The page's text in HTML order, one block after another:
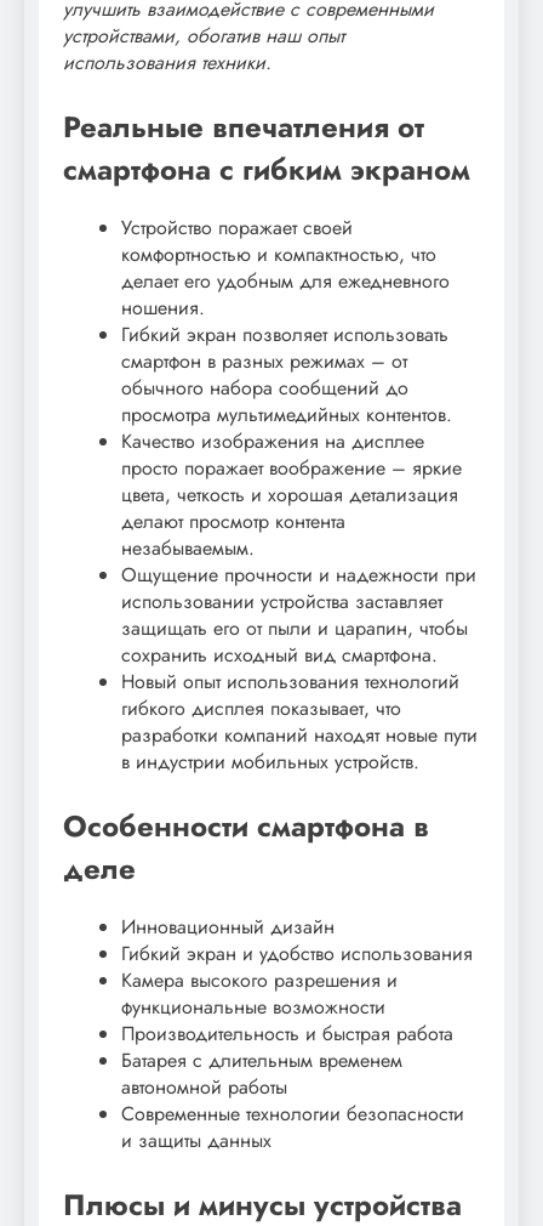
улучшить взаимодействие с современными
устройствами, обогатив наш опыт
использования техники.
Реальные впечатления от
смартфона с гибким экраном
Устройство поражает своей
комфортностью и компактностью, что
делает его удобным для ежедневного
ношения.
Гибкий экран позволяет использовать
смартфон в разных режимах – от
обычного набора сообщений до
просмотра мультимедийных контентов.
Качество изображения на дисплее
просто поражает воображение – яркие
цвета, четкость и хорошая детализация
делают просмотр контента
незабываемым.
Ощущение прочности и надежности при
использовании устройства заставляет
защищать его от пыли и царапин, чтобы
сохранить исходный вид смартфона.
Новый опыт использования технологий
гибкого дисплея показывает, что
разработки компаний находят новые пути
в индустрии мобильных устройств.
Особенности смартфона в
деле
Инновационный дизайн
Гибкий экран и удобство использования
Камера высокого разрешения и
функциональные возможности
Производительность и быстрая работа
Батарея с длительным временем
автономной работы
Современные технологии безопасности
и защиты данных
Плюсы и минусы устройства